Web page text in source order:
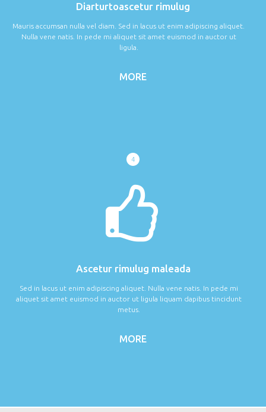
Diarturtoascetur rimulug
Mauris accumsan nulla vel diam. Sed in lacus ut enim adipiscing aliquet.
Nulla vene natis. In pede mi aliquet sit amet euismod in auctor ut
ligula.
MORE
4
Ascetur rimulug maleada
Sed in lacus ut enim adipiscing aliquet. Nulla vene natis. In pede mi
aliquet sit amet euismod in auctor ut ligula liquam dapibus tincidunt
metus.
MORE